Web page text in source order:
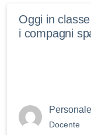
Oggi in
i compagni
Docente